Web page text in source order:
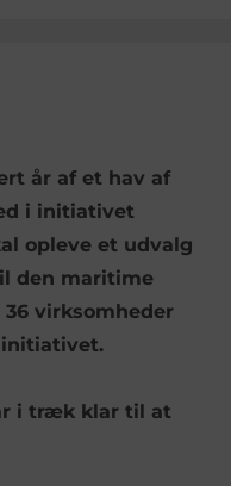
år af et hav af
i initiativet
opleve et udvalg
den maritime
virksomheder
i træk klar til at